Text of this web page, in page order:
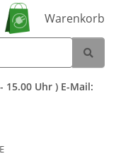
Warenkorb
15.00 Uhr ) E-Mail: